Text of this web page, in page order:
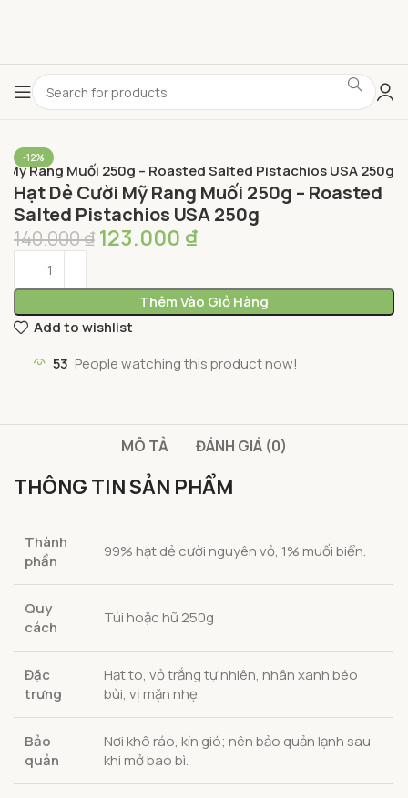
-12%
Mỹ Rang Muối 250g – Roasted Salted Pistachios USA 250g
Hạt Dẻ Cười Mỹ Rang Muối 250g – Roasted
Salted Pistachios USA 250g
140.000₫ 123.000 ₫
Thêm Vào Giỏ Hàng
Add to wishlist
53 People watching this product now!
MÔ TẢ ĐÁNH GIÁ (0)
THÔNG TIN SẢN PHẨM
Thành
phần
99% hạt dẻ cười nguyên vỏ, 1% muối biển.
Quy
cách
Túi hoặc hũ 250g
Đặc
trưng
Hạt to, vỏ trắng tự nhiên, nhân xanh béo
bùi, vị mặn nhẹ.
Bảo
quản
Nơi khô ráo, kín gió; nên bảo quản lạnh sau
khi mở bao bì.